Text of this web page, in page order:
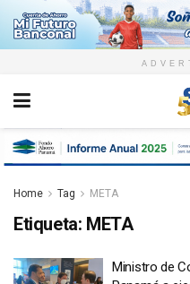
Home Tag META
Etiqueta: META
Ministro de